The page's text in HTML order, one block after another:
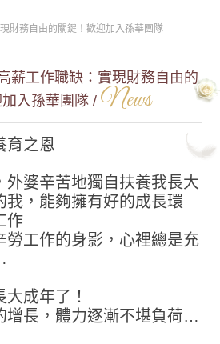
財務自由的關鍵！歡迎加入孫華團隊
薪工作職缺：實現財務自由的
入孫華團隊 / News
育之恩
外婆辛苦地獨自扶養我長大
我，能夠擁有好的成長環
作
勞工作的身影，心裡總是充
成年了！
增長，體力逐漸不堪負荷…